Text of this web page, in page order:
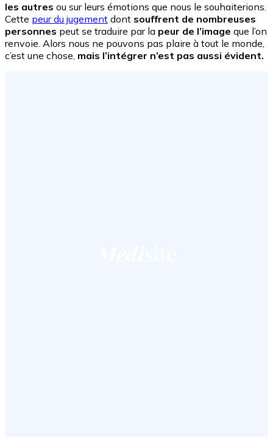
les autres ou sur leurs émotions que nous le souhaiterions.
Cette peur du jugement dont souffrent de nombreuses
personnes peut se traduire par la peur de l’image que l’on
renvoie. Alors nous ne pouvons pas plaire à tout le monde,
c’est une chose, mais l’intégrer n’est pas aussi évident.